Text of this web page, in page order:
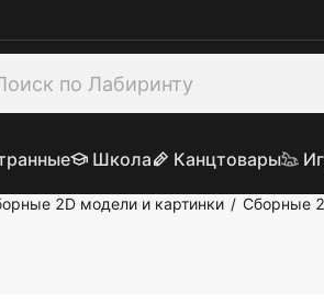
Школа Канцтовары
2D модели и картинки / Сборные